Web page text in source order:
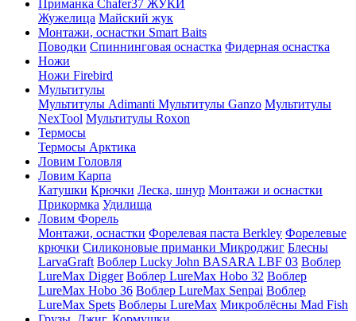
Приманка Chafer37 ЖУКИ
Жужелица Майский жук
Монтажи, оснастки Smart Baits
Поводки Спиннинговая оснастка Фидерная оснастка
Ножи
Ножи Firebird
Мультитулы
Мультитулы Adimanti Мультитулы Ganzo Мультитулы
NexTool Мультитулы Roxon
Термосы
Термосы Арктика
Ловим Головля
Ловим Карпа
Катушки Крючки Леска, шнур Монтажи и оснастки
Прикормка Удилища
Ловим Форель
Монтажи, оснастки Форелевая паста Berkley Форелевые
крючки Силиконовые приманки Микроджиг Блесны
LarvaGraft Воблер Lucky John BASARA LBF 03 Воблер
LureMax Digger Воблер LureMax Hobo 32 Воблер
LureMax Hobo 36 Воблер LureMax Senpai Воблер
LureMax Spets Воблеры LureMax Микроблёсны Mad Fish